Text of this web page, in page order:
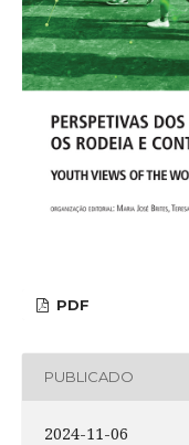
PDF
PUBLICADO
2024-11-06